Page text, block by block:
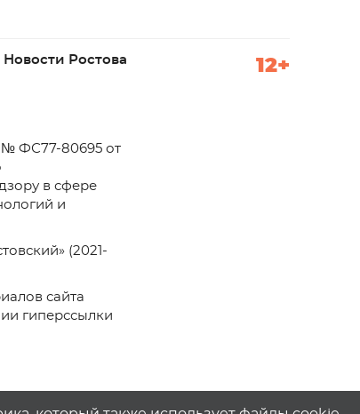
Новости Ростова 12+
ФС77-80695 от
в сфере
и
(2021-
сайта
гиперссылки